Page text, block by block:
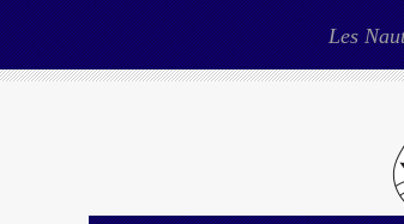
Les